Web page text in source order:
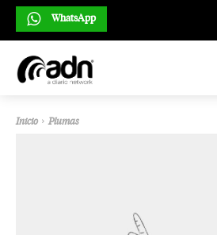
WhatsApp
Inicio Plumas